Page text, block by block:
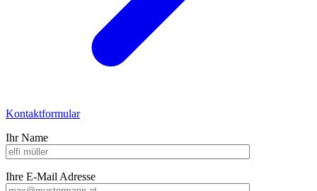
Kontaktformular
Ihr Name
Ihre E-Mail Adresse